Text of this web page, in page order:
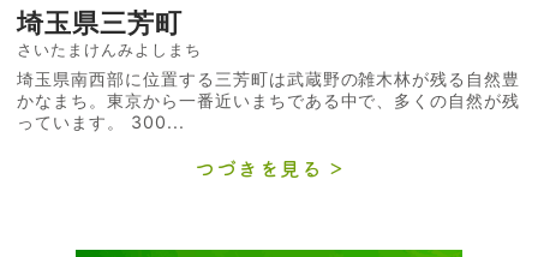
埼玉県三芳町
さいたまけんみよしまち
埼玉県南西部に位置する三芳町は武蔵野の雑木林が残る自然豊
かなまち。東京から一番近いまちである中で、多くの自然が残
っています。 300...
つづきを見る